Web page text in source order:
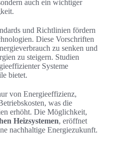
auch ein wichtiger
und Richtlinien fördern
Diese Vorschriften
zu senken und
zu steigern. Studien
Systeme
bietet.
von Energieeffizienz,
was die
erhöht. Die Möglichkeit,
Heizsystemen, eröffnet
nachhaltige Energiezukunft.